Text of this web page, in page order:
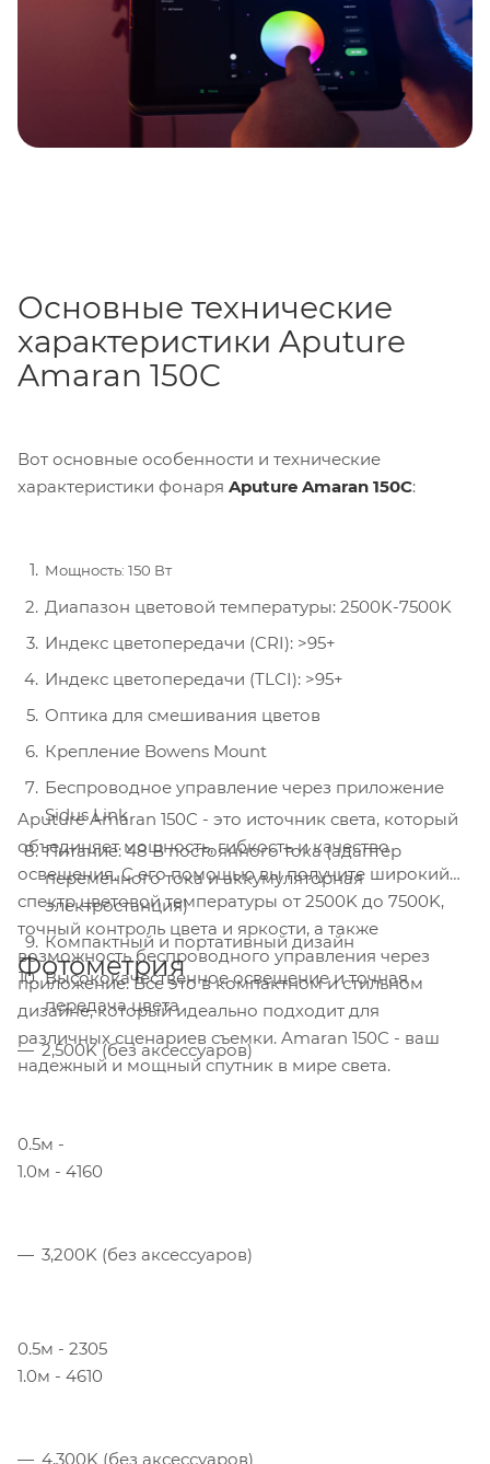
кейсом из вспененного полипропилена (EPP),
который обеспечивает безопасность и удобство при
переноске и хранении всех необходимых
инструментов для съемки.
Основные технические
характеристики Aputure
Amaran 150C
Вот основные особенности и технические
характеристики фонаря Aputure Amaran 150C:
Мощность: 150 Вт
Диапазон цветовой температуры: 2500K-7500K
Индекс цветопередачи (CRI): >95+
Индекс цветопередачи (TLCI): >95+
Оптика для смешивания цветов
Крепление Bowens Mount
Беспроводное управление через приложение
Sidus Link
Питание: 48 В постоянного тока (адаптер
переменного тока и аккумуляторная
электростанция)
Компактный и портативный дизайн
Высококачественное освещение и точная
передача цвета
Aputure Amaran 150C - это источник света, который
объединяет мощность, гибкость и качество
освещения. С его помощью вы получите широкий
спектр цветовой температуры от 2500K до 7500K,
точный контроль цвета и яркости, а также
возможность беспроводного управления через
приложение. Все это в компактном и стильном
дизайне, который идеально подходит для
различных сценариев съемки. Amaran 150C - ваш
надежный и мощный спутник в мире света.
Фотометрия
2,500K (без аксессуаров)
0.5м -
1.0м - 4160
3,200K (без аксессуаров)
0.5м - 2305
1.0м - 4610
4,300K (без аксессуаров)